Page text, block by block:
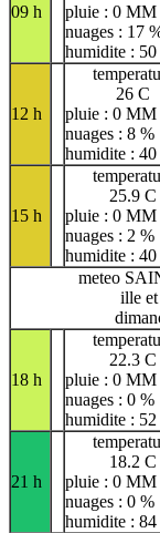
09 h
pluie : 0 MM
nuages : 17
humidite : 50
12 h
26 C
pluie : 0 MM
nuages : 8 %
humidite : 40
15 h
25.9 C
pluie : 0 MM
nuages : 2 %
humidite : 40
meteo
ille
18 h
22.3 C
pluie : 0 MM
nuages : 0 %
humidite : 52
21 h
18.2 C
pluie : 0 MM
nuages : 0 %
humidite : 84